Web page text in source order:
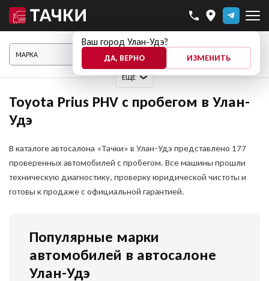
Ваш город Улан-Удэ?
ДА, ВЕРНО ИЗМЕНИТЬ
ЕЩЕ
ПОКАЗАТЬ АВТО
Toyota Prius PHV с пробегом в Улан-
Удэ
В каталоге автосалона «Тачки» в Улан-Удэ представлено 177
проверенных автомобилей с пробегом. Все машины прошли
техническую диагностику, проверку юридической чистоты и
готовы к продаже с официальной гарантией.
Популярные марки
автомобилей в автосалоне
Улан-Удэ